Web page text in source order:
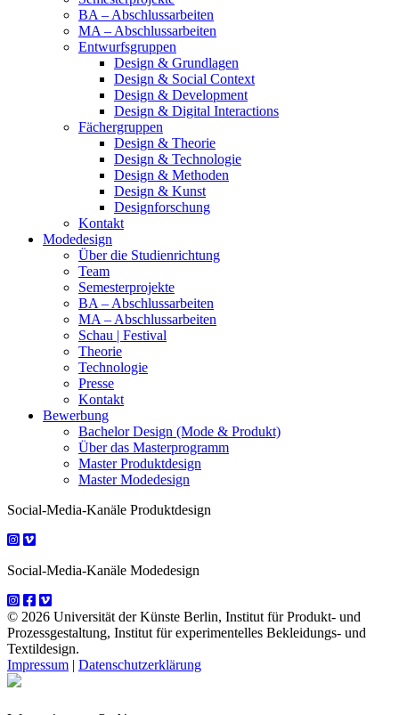
BA – Abschlussarbeiten
MA – Abschlussarbeiten
Entwurfsgruppen
Design & Grundlagen
Design & Social Context
Design & Development
Design & Digital Interactions
Fächergruppen
Design & Theorie
Design & Technologie
Design & Methoden
Design & Kunst
Designforschung
Kontakt
Modedesign
Über die Studienrichtung
Team
Semesterprojekte
BA – Abschlussarbeiten
MA – Abschlussarbeiten
Schau | Festival
Theorie
Technologie
Presse
Kontakt
Bewerbung
Bachelor Design (Mode & Produkt)
Über das Masterprogramm
Master Produktdesign
Master Modedesign
Social-Media-Kanäle Produktdesign
Social-Media-Kanäle Modedesign
© 2026 Universität der Künste Berlin, Institut für Produkt- und
Prozessgestaltung, Institut für experimentelles Bekleidungs- und
Textildesign.
Impressum
Datenschutzerklärung